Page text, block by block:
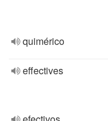
quimérico
effectives